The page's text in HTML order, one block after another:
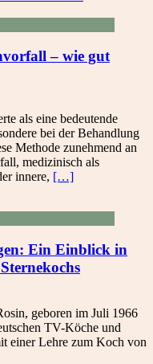
– wie gut
als eine bedeutende
bei der Behandlung
Methode zunehmend an
medizinisch als
innere, […]
Ein Einblick in
geboren im Juli 1966
TV-Köche und
einer Lehre zum Koch von